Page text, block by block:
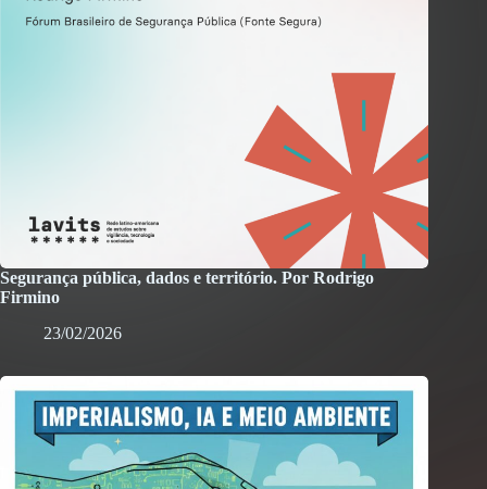
Segurança pública, dados e território. Por Rodrigo
Firmino
23/02/2026